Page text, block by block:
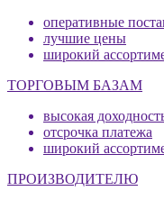
оперативные
лучшие цены
широкий
ТОРГОВЫМ БАЗАМ
высокая
отсрочка платежа
широкий
ПРОИЗВОДИТЕЛЮ